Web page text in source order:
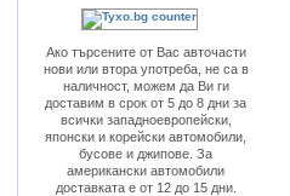
Ако търсените от Вас авточасти
нови или втора употреба, не са в
наличност, можем да Ви ги
доставим в срок от 5 до 8 дни за
всички западноевропейски,
японски и корейски автомобили,
бусове и джипове. За
американски автомобили
доставката е от 12 до 15 дни.